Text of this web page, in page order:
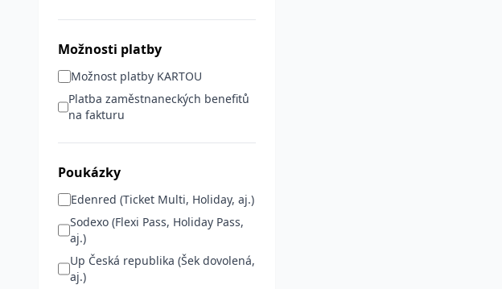
Možnosti platby
Možnost platby KARTOU
Platba zaměstnaneckých benefitů
na fakturu
Poukázky
Edenred (Ticket Multi, Holiday, aj.)
Sodexo (Flexi Pass, Holiday Pass,
aj.)
Up Česká republika (Šek dovolená,
aj.)